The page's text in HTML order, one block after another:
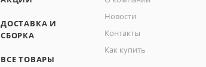
ДОСТАВКА И
СБОРКА
ВСЕ ТОВАРЫ
Новости
Контакты
Как купить